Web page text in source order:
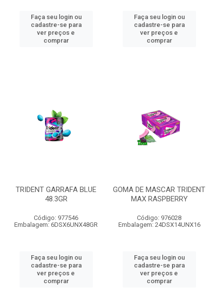
Faça seu login ou
cadastre-se para
ver preços e
comprar
Faça seu login ou
cadastre-se para
ver preços e
comprar
TRIDENT GARRAFA BLUE
48.3GR
Código: 977546
Embalagem: 6DSX6UNX48GR
Faça seu login ou
cadastre-se para
ver preços e
comprar
GOMA DE MASCAR TRIDENT
MAX RASPBERRY
Código: 976028
Embalagem: 24DSX14UNX16
Faça seu login ou
cadastre-se para
ver preços e
comprar